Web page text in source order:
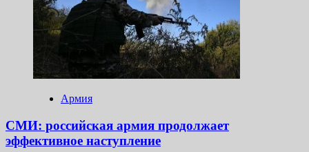
Армия
СМИ: российская армия продолжает
эффективное наступление